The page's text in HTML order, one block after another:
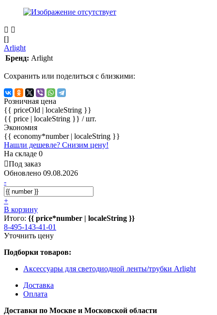
[]
Arlight
Бренд: Arlight
Сохранить или поделиться с близкими:
Розничная цена
{{ priceOld | localeString }}
{{ price | localeString }} / шт.
Экономия
{{ economy*number | localeString }}
Нашли дешевле? Снизим цену!
На складе 0
Под заказ
Обновлено 09.08.2026
-
+
В корзину
Итого: {{ price*number | localeString }}
8-495-143-41-01
Уточнить цену
Подборки товаров:
Аксессуары для светодиодной ленты/трубки Arlight
Доставка
Оплата
Доставки по Москве и Московской области